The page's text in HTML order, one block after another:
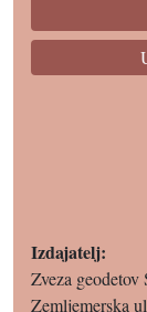
Izdajatelj:
Zveza geodetov
Zemljemerska